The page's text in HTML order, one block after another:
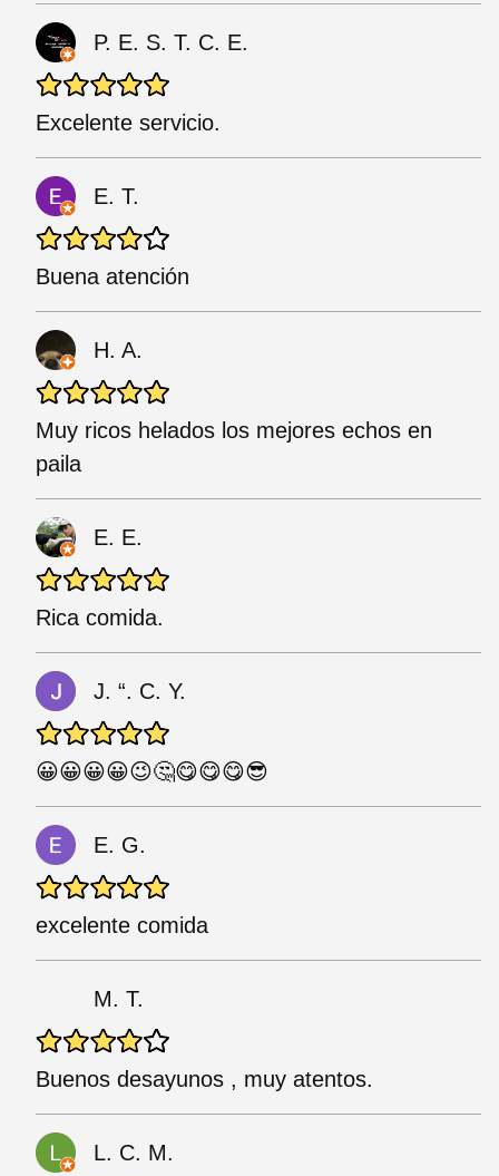
P. E. S. T. C. E.
Excelente servicio.
E. T.
Buena atención
H. A.
Muy ricos helados los mejores echos en
paila
E. E.
Rica comida.
J. “. C. Y.
😀😀😀😀😉🤔😋😋😋😎
E. G.
excelente comida
M. T.
Buenos desayunos , muy atentos.
L. C. M.